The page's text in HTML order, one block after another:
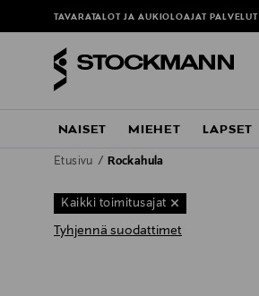
TAVARATALOT JA AUKIOLOAJAT PALVELUT
NAISET MIEHET LAPSET
Etusivu Rockahula
Kaikki toimitusajat
Tyhjennä suodattimet